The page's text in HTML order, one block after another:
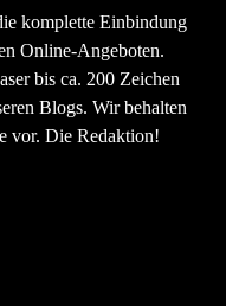
komplette Einbindung
Online-Angeboten.
bis ca. 200 Zeichen
Blogs. Wir behalten
vor. Die Redaktion!